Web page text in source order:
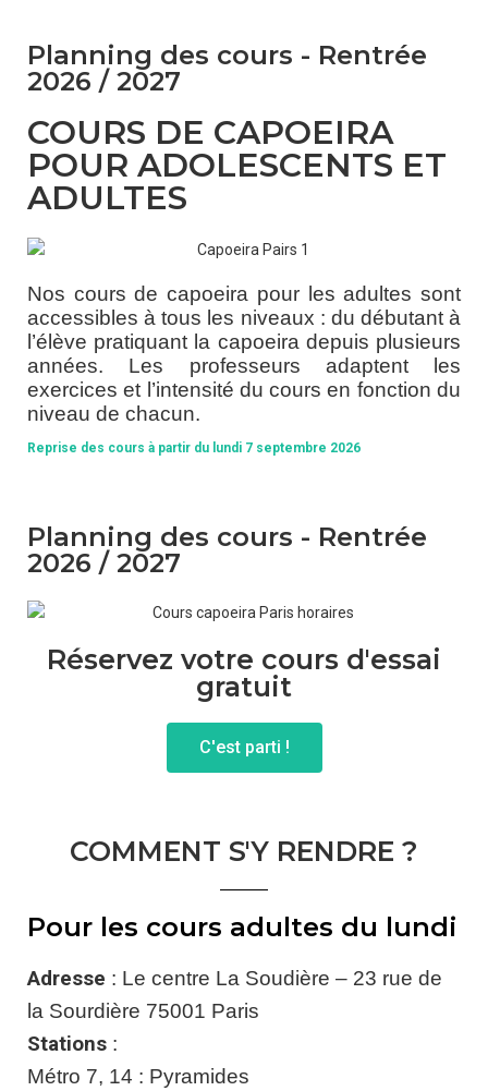
Planning des cours - Rentrée
2026 / 2027
COURS DE CAPOEIRA
POUR ADOLESCENTS ET
ADULTES
Nos cours de capoeira pour les adultes sont
accessibles à tous les niveaux : du débutant à
l’élève pratiquant la capoeira depuis plusieurs
années. Les professeurs adaptent les
exercices et l’intensité du cours en fonction du
niveau de chacun.
Reprise des cours à partir du lundi 7 septembre 2026
Planning des cours - Rentrée
2026 / 2027
Réservez votre cours d'essai
gratuit
C'est parti !
COMMENT S'Y RENDRE ?
Pour les cours adultes du lundi
Adresse : Le centre La Soudière – 23 rue de
la Sourdière 75001 Paris
Stations :
Métro 7, 14 : Pyramides